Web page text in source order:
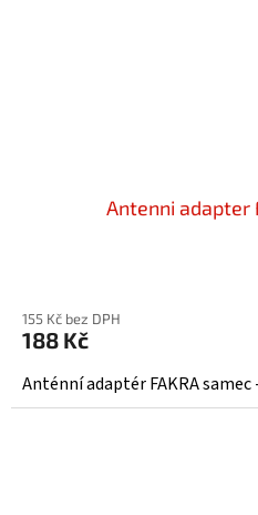
Antenni adapter
155 Kč bez DPH
188 Kč
Anténní adaptér FAKRA samec